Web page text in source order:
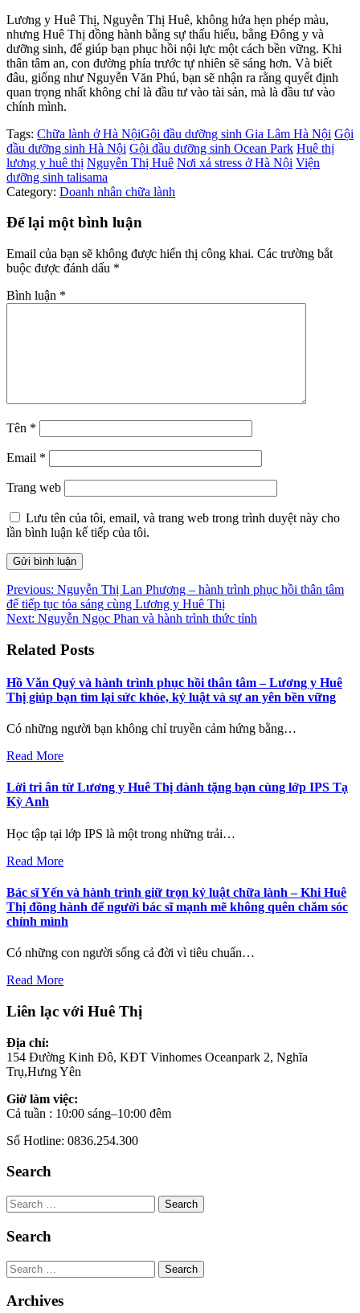
Lương y Huê Thị, Nguyễn Thị Huê, không hứa hẹn phép màu,
nhưng Huê Thị đồng hành bằng sự thấu hiểu, bằng Đông y và
dưỡng sinh, để giúp bạn phục hồi nội lực một cách bền vững. Khi
thân tâm an, con đường phía trước tự nhiên sẽ sáng hơn. Và biết
đâu, giống như Nguyễn Văn Phú, bạn sẽ nhận ra rằng quyết định
quan trọng nhất không chỉ là đầu tư vào tài sản, mà là đầu tư vào
chính mình.
Tags: Chữa lành ở Hà NộiGội đầu dưỡng sinh Gia Lâm Hà Nội Gội
đầu dưỡng sinh Hà Nội Gội đầu dưỡng sinh Ocean Park Huê thị
lương y huê thị Nguyễn Thị Huê Nơi xả stress ở Hà Nội Viện
dưỡng sinh talisama
Category: Doanh nhân chữa lành
Để lại một bình luận
Email của bạn sẽ không được hiển thị công khai. Các trường bắt
buộc được đánh dấu *
Bình luận *
Tên *
Email *
Trang web
Lưu tên của tôi, email, và trang web trong trình duyệt này cho
lần bình luận kế tiếp của tôi.
Điều
hướng
viết
Previous: Nguyễn Thị Lan Phương – hành trình phục hồi thân tâm
để tiếp tục tỏa sáng cùng Lương y Huê Thị
Next: Nguyễn Ngọc Phan và hành trình thức tỉnh
Related Posts
Hồ Văn Quý và hành trình phục hồi thân tâm – Lương y Huê
Thị giúp bạn tìm lại sức khỏe, kỷ luật và sự an yên bền vững
Có những người bạn không chỉ truyền cảm hứng bằng…
Read More
Lời tri ân từ Lương y Huê Thị dành tặng bạn cùng lớp IPS Tạ
Kỳ Anh
Học tập tại lớp IPS là một trong những trải…
Read More
Bác sĩ Yến và hành trình giữ trọn kỷ luật chữa lành – Khi Huê
Thị đồng hành để người bác sĩ mạnh mẽ không quên chăm sóc
chính mình
Có những con người sống cả đời vì tiêu chuẩn…
Read More
Liên lạc với Huê Thị
Địa chỉ:
154 Đường Kinh Đô, KĐT Vinhomes Oceanpark 2, Nghĩa
Trụ,Hưng Yên
Giờ làm việc:
Cả tuần : 10:00 sáng–10:00 đêm
Số Hotline: 0836.254.300
Search
Search
Search
Search
Archives